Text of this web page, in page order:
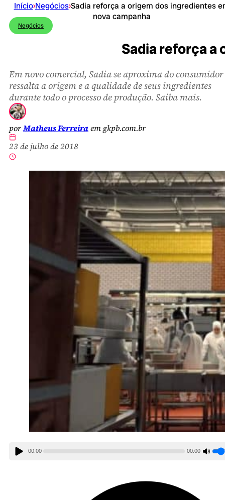
Início›Negócios›Sadia reforça a origem dos ingredientes
nova campanha
Negócios
Sadia reforça a
Em novo comercial, Sadia se aproxima do consumidor
ressalta a origem e a qualidade de seus ingredientes
durante todo o processo de produção. Saiba mais.
porMatheus Ferreiraem gkpb.com.br
23 de julho de 2018
00:00 00:00